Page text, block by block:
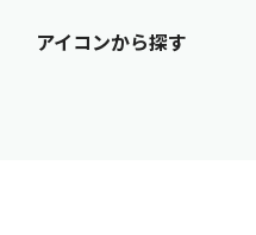
アイコンから探す